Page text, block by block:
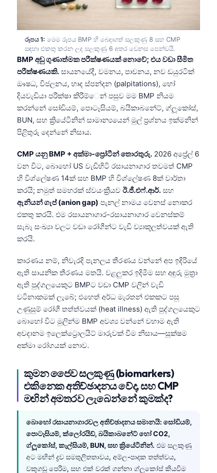
රූපය 1: මෙම රූපය BMP හි බෙදාගත් සලකුණු 8 සහ CMP
සඳහා එකතු කරන ලද සලකුණු 6 අතර වෙනස පෙන්වයි.
BMP අඩු ගුණාත්මක පරීක්ෂණයක් නොවේ; එය වඩා සීමිත
පරීක්ෂණයකි. සායනයේදී, වමනය, පාචනය, නව ඩයුරටික්
ඖෂධ, විජලනය, හෘද ස්පන්දන (palpitations), හෝ
දියවැඩියා පරීක්ෂා කිරීම්ෙන් පසුව මම BMP නියම
කරන්නේ සෝඩියම්, පොටෑසියම්, බයිකාබනේට්, ග්ලූකෝස්,
BUN, සහ ක්‍රියේටිනින් සාමාන්‍යයෙන් මුල් ප්‍රශ්නය ඉක්මනින්
පිළිතුරු දෙන්නේ නිසාය.
CMP යනු BMP + අක්මා-ප්‍රෝටීන් තොරතුරු. 2026 අප්‍රේල් 6
වන විට, බොහෝ US වැඩිහිටි රසායනාගාර තවමත් CMP
හි විශ්ලේෂණ 14ක් සහ BMP හි විශ්ලේෂණ 8ක් වාර්තා
කරයි; නමුත් සමහරක් ස්වයංක්‍රීයව ඊ.ජී.එෆ්.ආර්. සහ
ඇනියන් ගැප් (anion gap) පැනල් නාමය වෙනස් නොකර
එකතු කරයි. එම රසායනාගාර-රසායනාගාර වෙනස්කම්
සැබෑ සංඛ්‍යා වලට වඩා රෝගීන්ට වැඩි ව්‍යාකූලත්වයක් ඇති
කරයි.
කාරණය නම්, නිවැරදි පැනලය තීරණය වන්නේ අප ඉදිරියේ
ඇති සායනික තීරණය මතයි. වළලුකර ඉදිමීම සහ අඳුරු මුත්‍රා
ඇති පුද්ගලයෙකුට BMPට වඩා CMP වලින් වැඩි
වටිනාකමක් ලැබේ; එහෙත් අර්ධ මැරතන් එකකට පසු
උණුසුම් රෝගී තත්ත්වයක් (heat illness) ඇති පුද්ගලයෙකුට
බොහෝ විට මුලින්ම BMP අවශ්‍ය වන්නේ වහාම ඇති
අවදානම ඉලෙක්ට්‍රොලයිට් මාරුවක් වීම නිසාය—සූක්ෂම
අක්මා රෝගයක් නොව.
කුමන ජෛව සලකුණු (biomarkers)
එකිනෙක අතිච්ඡාදනය වේද, සහ CMP
මඟින් අමතරව ලැබෙන්නේ කුමක්ද?
බොහෝ රසායනාගාරවල අතිච්ඡාදනය සමානයි: සෝඩියම්,
පොටෑසියම්, ක්ලෝරයිඩ්, බයිකාබනේට් හෝ CO2,
ග්ලූකෝස්, කැල්සියම්, BUN, සහ ක්‍රියේටිනින්. එම සලකුණු
අට මඟින් ද්‍රව සමතුලිතතාවය, අම්ල-පාදක තත්ත්වය,
වකුගඩු පෙරීම, සහ එක් වරක් ගන්නා ග්ලූකෝස් කියවීම